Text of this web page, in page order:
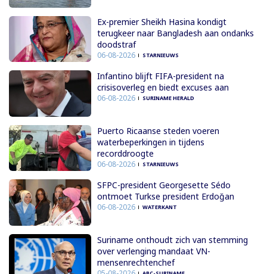
Ex-premier Sheikh Hasina kondigt
terugkeer naar Bangladesh aan ondanks
doodstraf
06-08-2026 STARNIEUWS
Infantino blijft FIFA-president na
crisisoverleg en biedt excuses aan
06-08-2026 SURINAME HERALD
Puerto Ricaanse steden voeren
waterbeperkingen in tijdens
recorddroogte
06-08-2026 STARNIEUWS
SFPC-president Georgesette Sédo
ontmoet Turkse president Erdoğan
06-08-2026 WATERKANT
Suriname onthoudt zich van stemming
over verlenging mandaat VN-
mensenrechtenchef